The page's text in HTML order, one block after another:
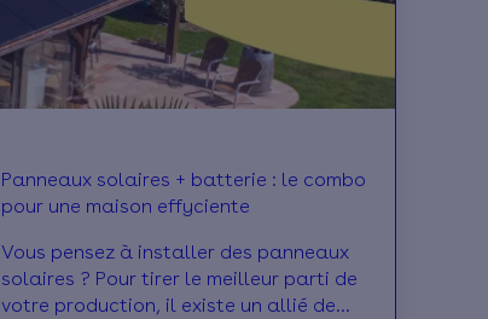
Panneaux solaires + batterie : le combo
pour une maison effyciente
Vous pensez à installer des panneaux
solaires ? Pour tirer le meilleur parti de
votre production, il existe un allié de